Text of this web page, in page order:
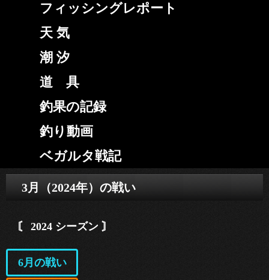
フィッシングレポート
天 気
潮 汐
道 具
釣果の記録
釣り動画
ベガルタ戦記
3月（2024年）の戦い
〘 2024 シーズン 〙
6月の戦い